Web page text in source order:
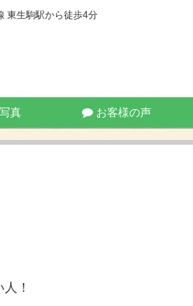
東生駒駅から徒歩4分
真 お客様の声
！